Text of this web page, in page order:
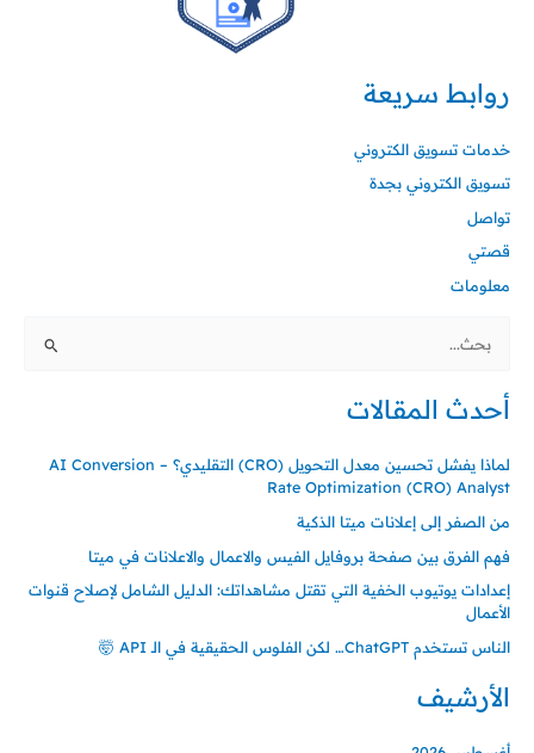
روابط سريعة
خدمات تسويق الكتروني
تسويق الكتروني بجدة
تواصل
قصتي
معلومات
البحث
أحدث المقالات
لماذا يفشل تحسين معدل التحويل (CRO) التقليدي؟ – AI Conversion
Rate Optimization (CRO) Analyst
من الصفر إلى إعلانات ميتا الذكية
فهم الفرق بين صفحة بروفايل الفيس والاعمال والاعلانات في ميتا
إعدادات يوتيوب الخفية التي تقتل مشاهداتك: الدليل الشامل لإصلاح قنوات
الأعمال
الناس تستخدم ChatGPT… لكن الفلوس الحقيقية في الـ API 🤯
الأرشيف